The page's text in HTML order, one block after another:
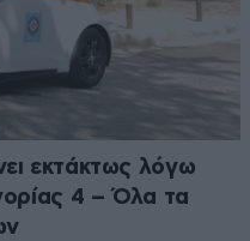
εκτάκτως λόγω
4 – Όλα τα